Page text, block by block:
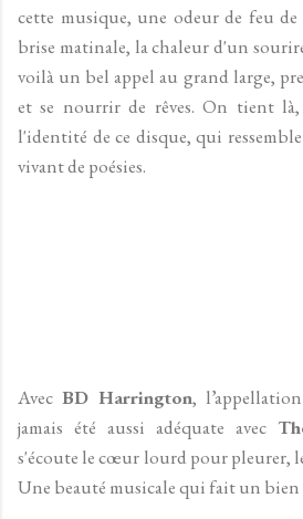
cette musique, une odeur de feu
brise matinale, la chaleur d'un
voilà un bel appel au grand large,
et se nourrir de rêves. On tient
l'identité de ce disque, qui
vivant de poésies.
Avec BD Harrington,
jamais été aussi adéquate avec
s'écoute le cœur lourd pour pleurer,
Une beauté musicale qui fait un